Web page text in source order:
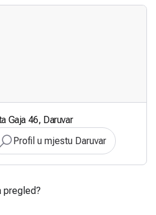
Gaja 46, Daruvar
Profil u mjestu Daruvar
pregled?